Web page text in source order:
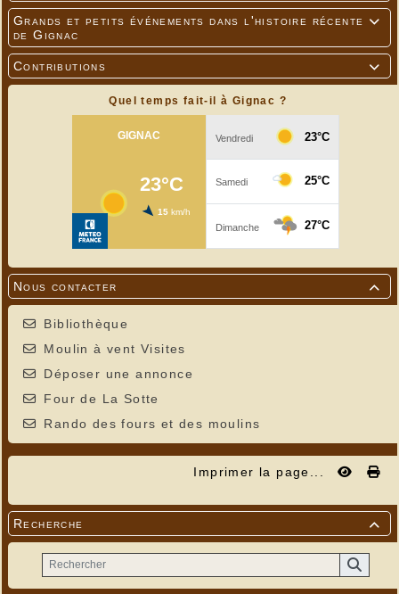

Grands et petits événements dans l'histoire récente
de Gignac

Contributions
Quel temps fait-il à Gignac ?

Nous contacter
Bibliothèque
Moulin à vent Visites
Déposer une annonce
Four de La Sotte
Rando des fours et des moulins
Imprimer la page...

Recherche